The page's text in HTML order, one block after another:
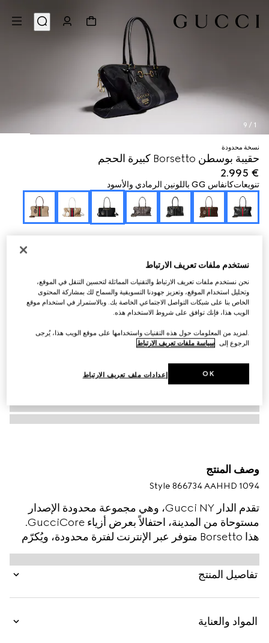
1
/
9
نسخة محدودة
حقيبة بوسطن Borsetto كبيرة الحجم
€ 2.995
تنويعاتكانفاس GG باللونين الرمادي والأسود
وصف المنتج
Style ‎866734 AAHHD 1094
تقدم الدار Gucci NY، وهي مجموعة محدودة الإصدار
مستوحاة من المدينة، احتفالاً بعرض أزياء GucciCore.
هذا Borsetto متوفر عبر الإنترنت لفترة محدودة، ويُكرّم
المدينة من خلال علامة جلدية تحمل عناوين البوتيكات
الثلاثة.
تفاصيل المنتج
المواد والعناية
نستخدم ملفات تعريف الارتباط
نحن نستخدم ملفات تعريف الارتباط والتقنيات المماثلة لتحسين التنقل في الموقع،
وتحليل استخدام الموقع، وتعزيز جهودنا التسويقية والسماح لك بمشاركة المحتوى
الخاص بنا على شبكات التواصل الاجتماعي الخاصة بك. وبالاستمرار في استخدام موقع
الويب هذا، فإنك توافق على شروط الاستخدام هذه.
.لمزيد من المعلومات حول هذه التقنيات واستخدامها على موقع الويب هذا، يُرجى
الرجوع إلى سياسة ملفات تعريف الارتباط
إعدادات ملف تعريف الارتباط OK